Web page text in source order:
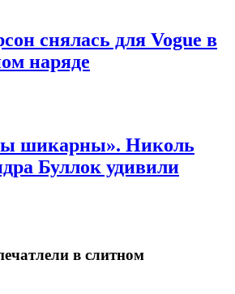
снялась для Vogue в
наряде
шикарны». Николь
Буллок удивили
в слитном